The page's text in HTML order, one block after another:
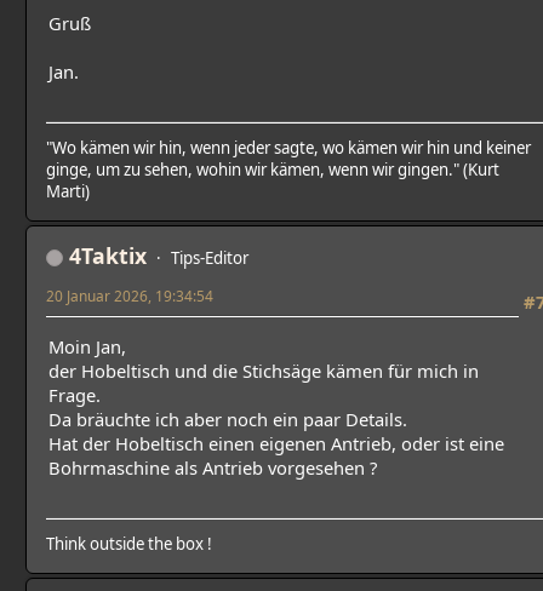
Gruß
Jan.
"Wo kämen wir hin, wenn jeder sagte, wo kämen wir hin und keiner
ginge, um zu sehen, wohin wir kämen, wenn wir gingen." (Kurt
Marti)
4Taktix Tips-Editor
20 Januar 2026, 19:34:54
Moin Jan,
der Hobeltisch und die Stichsäge kämen für mich in
Frage.
Da bräuchte ich aber noch ein paar Details.
Hat der Hobeltisch einen eigenen Antrieb, oder ist eine
Bohrmaschine als Antrieb vorgesehen ?
Think outside the box !